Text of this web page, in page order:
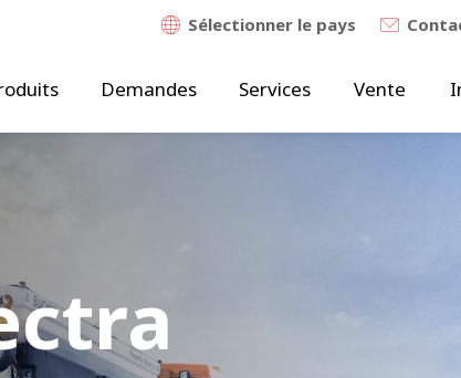
Sélectionner le pays
Demandes Services Vente